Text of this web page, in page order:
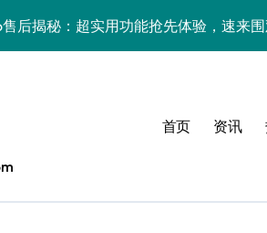
售后揭秘：超实用功能抢先体验，速来围
mini售后保障，小巧机身畅享海量资讯
Z Fold7抢先探秘，手机售后管家揭秘
Ultra颜值巅峰，定制主题潮酷上线！
闪亮登场，巧用技巧秒变焦点
首页 资讯